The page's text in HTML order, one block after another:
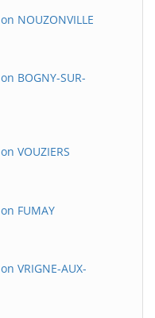
NOUZONVILLE
BOGNY-SUR-
VOUZIERS
FUMAY
VRIGNE-AUX-